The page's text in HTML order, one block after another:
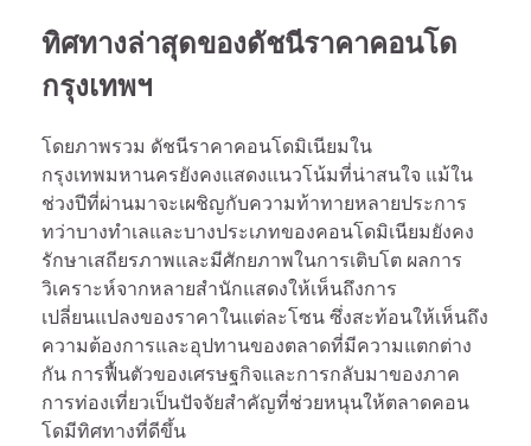
ทิศทางล่าสุดของดัชนีราคาคอนโด
กรุงเทพฯ
โดยภาพรวม ดัชนีราคาคอนโดมิเนียมใน
กรุงเทพมหานครยังคงแสดงแนวโน้มที่น่าสนใจ แม้ใน
ช่วงปีที่ผ่านมาจะเผชิญกับความท้าทายหลายประการ
ทว่าบางทำเลและบางประเภทของคอนโดมิเนียมยังคง
รักษาเสถียรภาพและมีศักยภาพในการเติบโต ผลการ
วิเคราะห์จากหลายสำนักแสดงให้เห็นถึงการ
เปลี่ยนแปลงของราคาในแต่ละโซน ซึ่งสะท้อนให้เห็นถึง
ความต้องการและอุปทานของตลาดที่มีความแตกต่าง
กัน การฟื้นตัวของเศรษฐกิจและการกลับมาของภาค
การท่องเที่ยวเป็นปัจจัยสำคัญที่ช่วยหนุนให้ตลาดคอน
โดมีทิศทางที่ดีขึ้น